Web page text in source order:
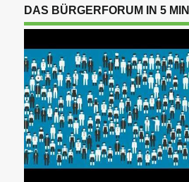
DAS BÜRGERFORUM IN 5